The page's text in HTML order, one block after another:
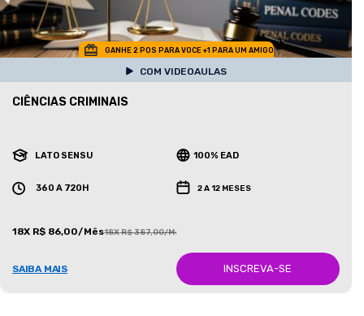
GANHE 2 POS PARA VOCE +1 PARA UM AMIGO
COM VIDEOAULAS
CIÊNCIAS CRIMINAIS
LATO SENSU 100% EAD
360 A 720H 2 A 12 MESES
18X R$ 86,00/Mês18X R$ 387,00/Mês
SAIBA MAIS INSCREVA-SE